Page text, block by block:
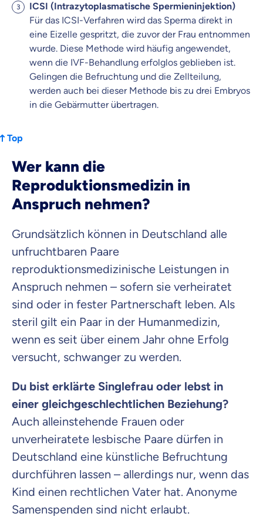
ICSI (Intrazytoplasmatische Spermieninjektion)
Für das ICSI-Verfahren wird das Sperma direkt in
eine Eizelle gespritzt, die zuvor der Frau entnommen
wurde. Diese Methode wird häufig angewendet,
wenn die IVF-Behandlung erfolglos geblieben ist.
Gelingen die Befruchtung und die Zellteilung,
werden auch bei dieser Methode bis zu drei Embryos
in die Gebärmutter übertragen.
Top
Wer kann die
Reproduktionsmedizin in
Anspruch nehmen?
Grundsätzlich können in Deutschland alle
unfruchtbaren Paare
reproduktionsmedizinische Leistungen in
Anspruch nehmen – sofern sie verheiratet
sind oder in fester Partnerschaft leben. Als
steril gilt ein Paar in der Humanmedizin,
wenn es seit über einem Jahr ohne Erfolg
versucht, schwanger zu werden.
Du bist erklärte Singlefrau oder lebst in
einer gleichgeschlechtlichen Beziehung?
Auch alleinstehende Frauen oder
unverheiratete lesbische Paare dürfen in
Deutschland eine künstliche Befruchtung
durchführen lassen – allerdings nur, wenn das
Kind einen rechtlichen Vater hat. Anonyme
Samenspenden sind nicht erlaubt.